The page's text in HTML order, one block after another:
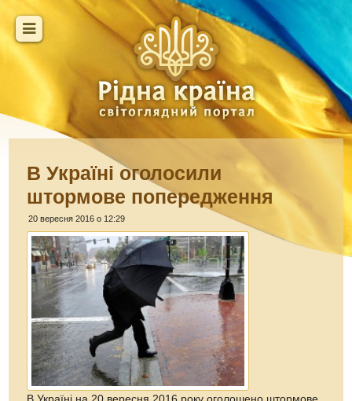
В Україні оголосили
штормове попередження
20 вересня 2016 о 12:29